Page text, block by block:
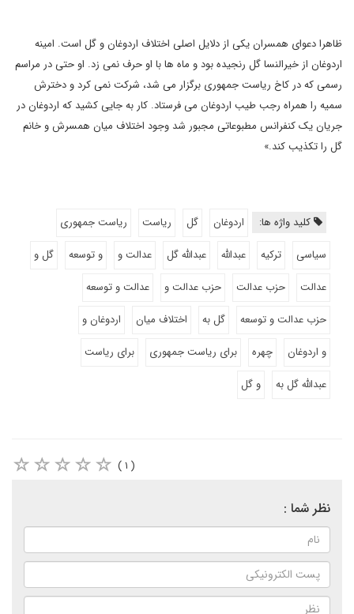
ظاهرا دعوای همسران یکی از دلایل اصلی اختلاف اردوغان و گل است. امینه
اردوغان از خیرالنسا گل رنجیده بود و ماه ها با او حرف نمی زد. او حتی در مراسم
رسمی که در کاخ ریاست جمهوری برگزار می شد، شرکت نمی کرد و دخترش
سمیه را همراه رجب طیب اردوغان می فرستاد. کار به جایی کشید که اردوغان در
جریان یک کنفرانس مطبوعاتی مجبور شد وجود اختلاف میان همسرش و خانم
گل را تکذیب کند.»
کلید واژه ها: اردوغان گل ریاست
ریاست جمهوری
سیاسی
ترکیه عبدالله عبدالله گل عدالت و و توسعه
گل و
عدالت
حزب عدالت حزب عدالت و
عدالت و توسعه
حزب عدالت و توسعه
گل به اختلاف میان
اردوغان و
و اردوغان
چهره برای ریاست جمهوری
برای ریاست
عبدالله گل به
و گل
( ۱ )
نظر شما :